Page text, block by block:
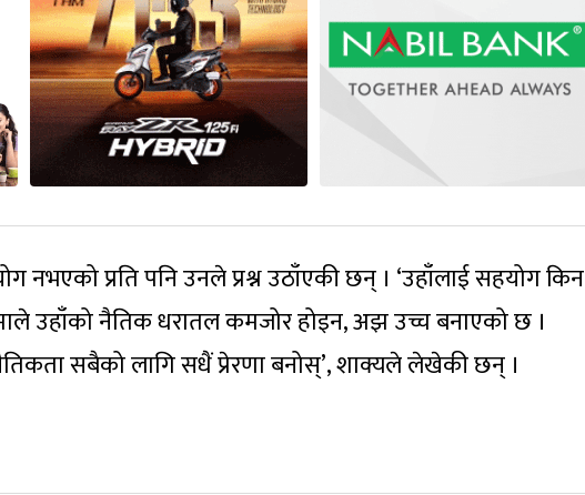
नभएको प्रति पनि उनले प्रश्न उठाँएकी छन् । ‘उहाँलाई सहयोग किन
उहाँको नैतिक धरातल कमजोर होइन, अझ उच्च बनाएको छ ।
सबैको लागि सधैं प्रेरणा बनोस्’, शाक्यले लेखेकी छन् ।